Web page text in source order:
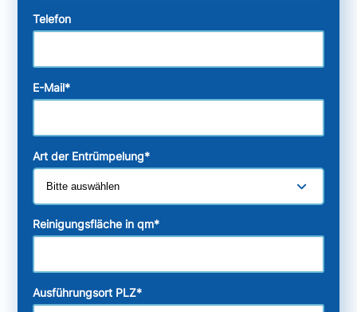
Telefon
E-Mail*
Art der Entrümpelung*
Reinigungsfläche in qm*
Ausführungsort PLZ*